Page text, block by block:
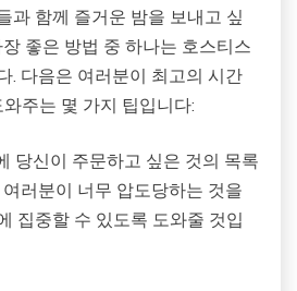
과 함께 즐거운 밤을 보내고 싶
좋은 방법 중 하나는 호스티스
. 다음은 여러분이 최고의 시간
주는 몇 가지 팁입니다:
당신이 주문하고 싶은 것의 목록
러분이 너무 압도당하는 것을
집중할 수 있도록 도와줄 것입